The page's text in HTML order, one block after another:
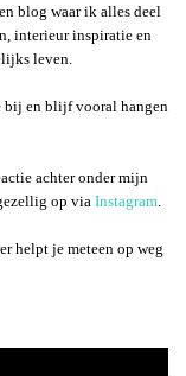
blog waar ik alles deel
interieur inspiratie en
leven.
bij en blijf vooral hangen
achter onder mijn
op via Instagram
helpt je meteen op weg